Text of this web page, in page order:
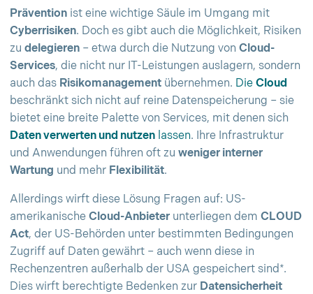
Prävention ist eine wichtige Säule im Umgang mit
Cyberrisiken. Doch es gibt auch die Möglichkeit, Risiken
zu delegieren – etwa durch die Nutzung von Cloud-
Services, die nicht nur IT-Leistungen auslagern, sondern
auch das Risikomanagement übernehmen. Die Cloud
beschränkt sich nicht auf reine Datenspeicherung – sie
bietet eine breite Palette von Services, mit denen sich
Daten verwerten und nutzen lassen. Ihre Infrastruktur
und Anwendungen führen oft zu weniger interner
Wartung und mehr Flexibilität.
Allerdings wirft diese Lösung Fragen auf: US-
amerikanische Cloud-Anbieter unterliegen dem CLOUD
Act, der US-Behörden unter bestimmten Bedingungen
Zugriff auf Daten gewährt – auch wenn diese in
Rechenzentren außerhalb der USA gespeichert sind*.
Dies wirft berechtigte Bedenken zur Datensicherheit